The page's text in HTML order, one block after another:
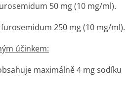
50 mg (10 mg/ml).
250 mg (10 mg/ml).
účinkem:
maximálně 4 mg sodíku